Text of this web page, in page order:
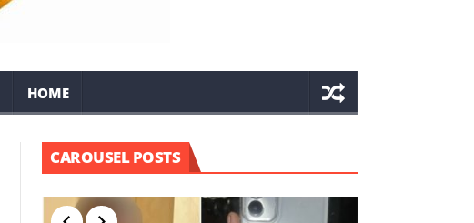
HOME
CAROUSEL POSTS